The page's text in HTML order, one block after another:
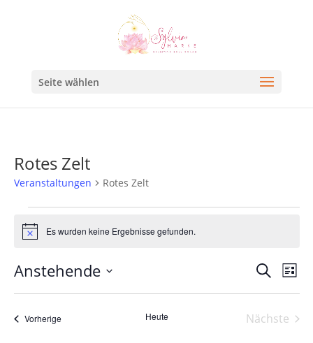
Seite wählen
Rotes Zelt
Veranstaltungen Rotes Zelt
HinweisEs wurden keine Ergebnisse gefunden.
Suche
und
SucheListe
Anstehende
Datum
wählen.
VorherigeVeranstaltungen Heute
Nächste